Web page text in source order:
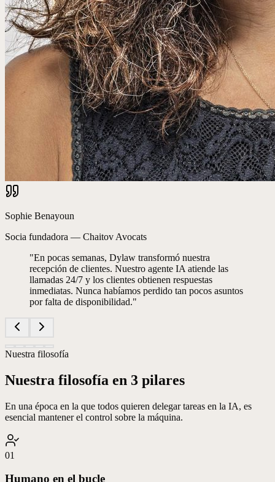
Sophie Benayoun
Socia fundadora — Chaitov Avocats
"En pocas semanas, Dylaw transformó nuestra
recepción de clientes. Nuestro agente IA atiende las
llamadas 24/7 y los clientes obtienen respuestas
inmediatas. Nunca habíamos perdido tan pocos asuntos
por falta de disponibilidad."
Nuestra filosofía
Nuestra filosofía en 3 pilares
En una época en la que todos quieren delegar tareas en la IA, es
esencial mantener el control sobre la máquina.
01
Humano en el bucle